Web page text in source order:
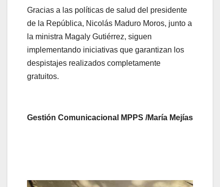
Gracias a las políticas de salud del presidente
de la República, Nicolás Maduro Moros, junto a
la ministra Magaly Gutiérrez, siguen
implementando iniciativas que garantizan los
despistajes realizados completamente
gratuitos.
Gestión Comunicacional MPPS /María Mejías